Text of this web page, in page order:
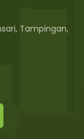
Tampingan,